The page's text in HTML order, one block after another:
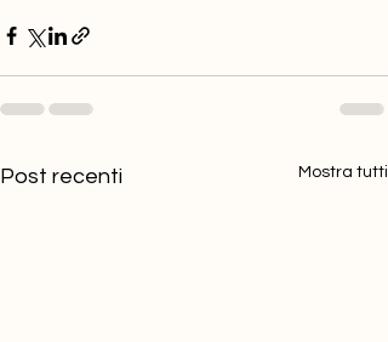
Post recenti Mostra tutti